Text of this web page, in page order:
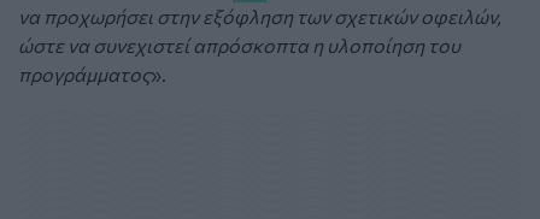
να προχωρήσει στην εξόφληση των σχετικών οφειλών,
ώστε να συνεχιστεί απρόσκοπτα η υλοποίηση του
προγράμματος».